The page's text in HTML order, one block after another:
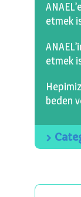
etmek
etmek
beden